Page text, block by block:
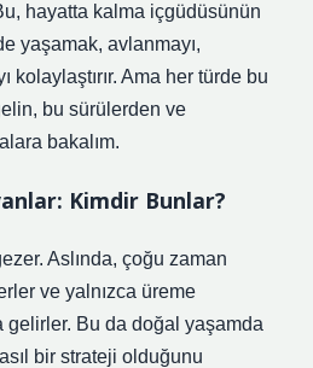
hayatta kalma içgüdüsünün
yaşamak, avlanmayı,
kolaylaştırır. Ama her türde bu
bu sürülerden ve
bakalım.
Kimdir Bunlar?
Aslında, çoğu zaman
ve yalnızca üreme
Bu da doğal yaşamda
bir strateji olduğunu